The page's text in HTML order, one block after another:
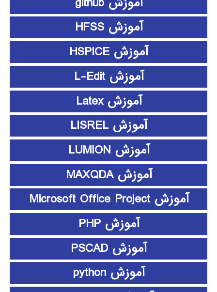
آموزش HFSS
آموزش HSPICE
آموزش L-Edit
آموزش Latex
آموزش LISREL
آموزش LUMION
آموزش MAXQDA
آموزش Microsoft Office Project
آموزش PHP
آموزش PSCAD
آموزش python